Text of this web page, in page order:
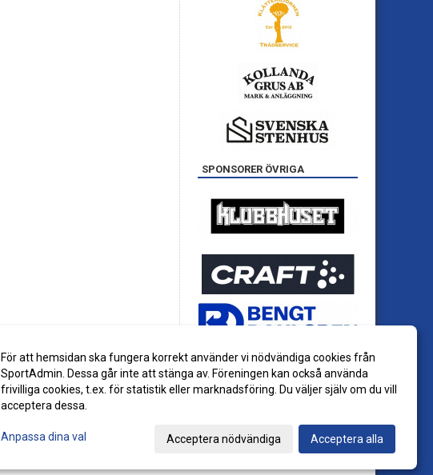
SPONSORER ÖVRIGA
För att hemsidan ska fungera korrekt använder vi nödvändiga cookies från
SportAdmin. Dessa går inte att stänga av. Föreningen kan också använda
frivilliga cookies, t.ex. för statistik eller marknadsföring. Du väljer själv om du vill
acceptera dessa.
Anpassa dina val Acceptera nödvändiga Acceptera alla